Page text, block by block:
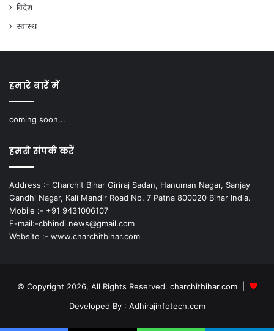
विदेश
स्वास्थ
हमारे बारें में
coming soon...
हमसे संपर्क करें
Address :- Charchit Bihar Giriraj Sadan, Hanuman Nagar, Sanjay
Gandhi Nagar, Kali Mandir Road No. 7 Patna 800020 Bihar India.
Mobile :- +91 9431006107
E-mail:-cbhindi.news@gmail.com
Website :- www.charchitbihar.com
© Copyright 2026, All Rights Reserved. charchitbihar.com |
Developed By : Adhirajinfotech.com